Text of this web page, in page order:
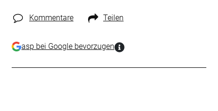
Kommentare Teilen
asp bei Google bevorzugen